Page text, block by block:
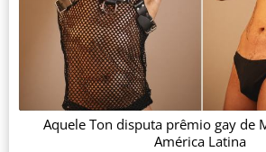
Aquele Ton disputa prêmio gay de
América Latina